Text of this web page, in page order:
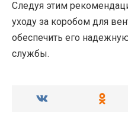
Следуя этим
уходу за коробом для
обеспечить его
службы.